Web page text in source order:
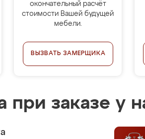
окончательный расчёт
стоимости Вашей будущей
мебели.
ВЫЗВАТЬ ЗАМЕРЩИКА
при заказе у